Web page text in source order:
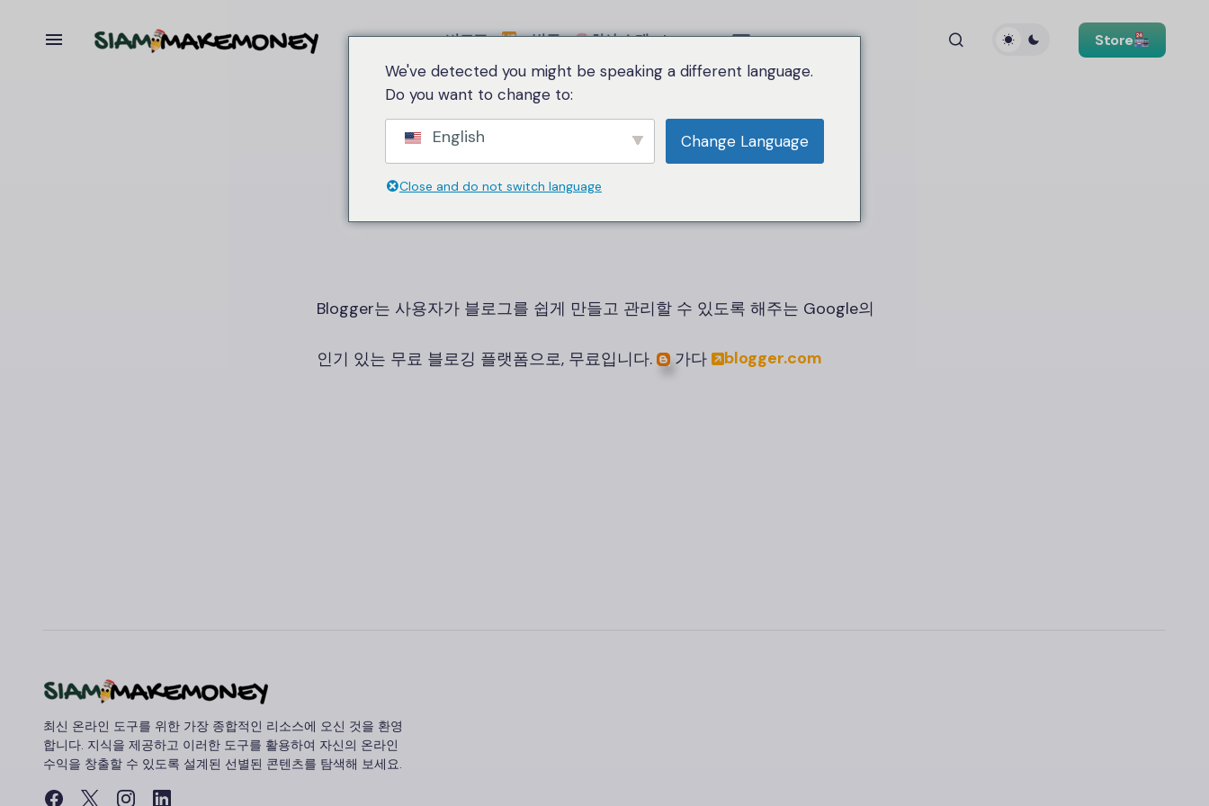
비교표 범주 회사 소개 Language Store
Home Blogger
Blogger
Blogger는 사용자가 블로그를 쉽게 만들고 관리할 수 있도록 해주는 Google의
인기 있는 무료 블로깅 플랫폼으로, 무료입니다. 가다 blogger.com
최신 온라인 도구를 위한 가장 종합적인 리소스에 오신 것을 환영
합니다. 지식을 제공하고 이러한 도구를 활용하여 자신의 온라인
수익을 창출할 수 있도록 설계된 선별된 콘텐츠를 탐색해 보세요.
We've detected you might be speaking a different language.
Do you want to change to:
English Change Language
Close and do not switch language